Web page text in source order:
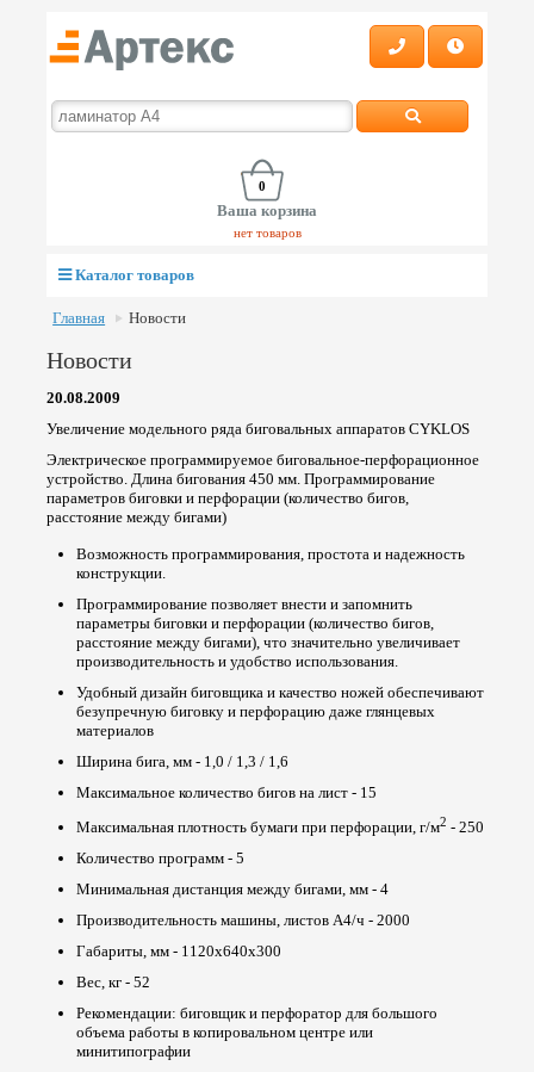
0
Ваша корзина
нет товаров
Каталог товаров
Главная Новости
Новости
20.08.2009
Увеличение модельного ряда биговальных аппаратов CYKLOS
Электрическое программируемое биговальное-перфорационное
устройство. Длина бигования 450 мм. Программирование
параметров биговки и перфорации (количество бигов,
расстояние между бигами)
Возможность программирования, простота и надежность
конструкции.
Программирование позволяет внести и запомнить
параметры биговки и перфорации (количество бигов,
расстояние между бигами), что значительно увеличивает
производительность и удобство использования.
Удобный дизайн биговщика и качество ножей обеспечивают
безупречную биговку и перфорацию даже глянцевых
материалов
Ширина бига, мм - 1,0 / 1,3 / 1,6
Максимальное количество бигов на лист - 15
Максимальная плотность бумаги при перфорации, г/м2 - 250
Количество программ - 5
Минимальная дистанция между бигами, мм - 4
Производительность машины, листов А4/ч - 2000
Габариты, мм - 1120х640х300
Вес, кг - 52
Рекомендации: биговщик и перфоратор для большого
объема работы в копировальном центре или
минитипографии